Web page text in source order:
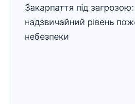
Закарпаття під
надзвичайний рівень
небезпеки